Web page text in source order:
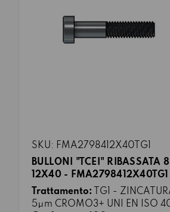
SKU: FMA2798412X40TG1
BULLONI "TCEI" RIBASSATA
12X40 - FMA2798412X40TG1
Trattamento: TG1 -
5μm CROMO3+ UNI EN ISO